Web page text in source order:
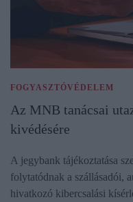
FOGYASZTÓVÉDELEM
Az MNB tanácsai
kivédésére
A jegybank tájékoztatása
folytatódnak a szállásadói,
hivatkozó kibercsalási